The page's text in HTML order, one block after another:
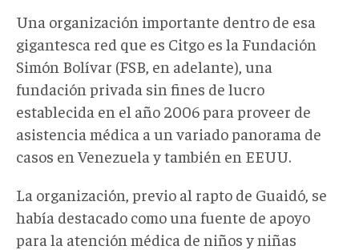
Una organización importante dentro de esa
gigantesca red que es Citgo es la Fundación
Simón Bolívar (FSB, en adelante), una
fundación privada sin fines de lucro
establecida en el año 2006 para proveer de
asistencia médica a un variado panorama de
casos en Venezuela y también en EEUU.
La organización, previo al rapto de Guaidó, se
había destacado como una fuente de apoyo
para la atención médica de niños y niñas